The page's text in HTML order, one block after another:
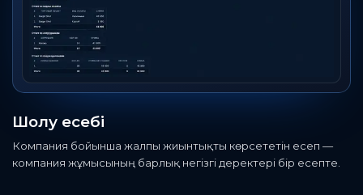
Шолу есебі
Компания бойынша жалпы жиынтықты көрсететін есеп —
компания жұмысының барлық негізгі деректері бір есепте.